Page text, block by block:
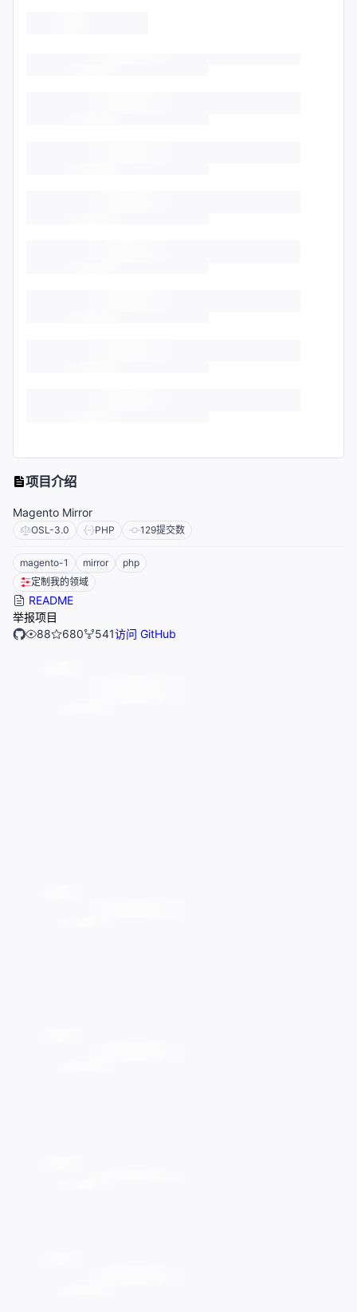
项目介绍
Magento Mirror
OSL-3.0 PHP 129提交数
magento-1 mirror
php
定制我的领域
README
举报项目
88
680 541访问 GitHub